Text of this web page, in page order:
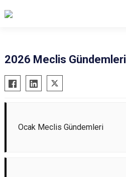
2026 Meclis Gündemleri
Ocak Meclis Gündemleri